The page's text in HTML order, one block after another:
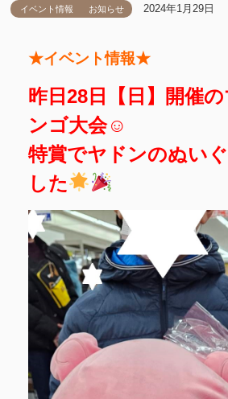
イベント情報 お知らせ 2024年1月29日
★イベント情報★
昨日28日【日】開催
ンゴ大会☺
特賞でヤドンのぬい
した